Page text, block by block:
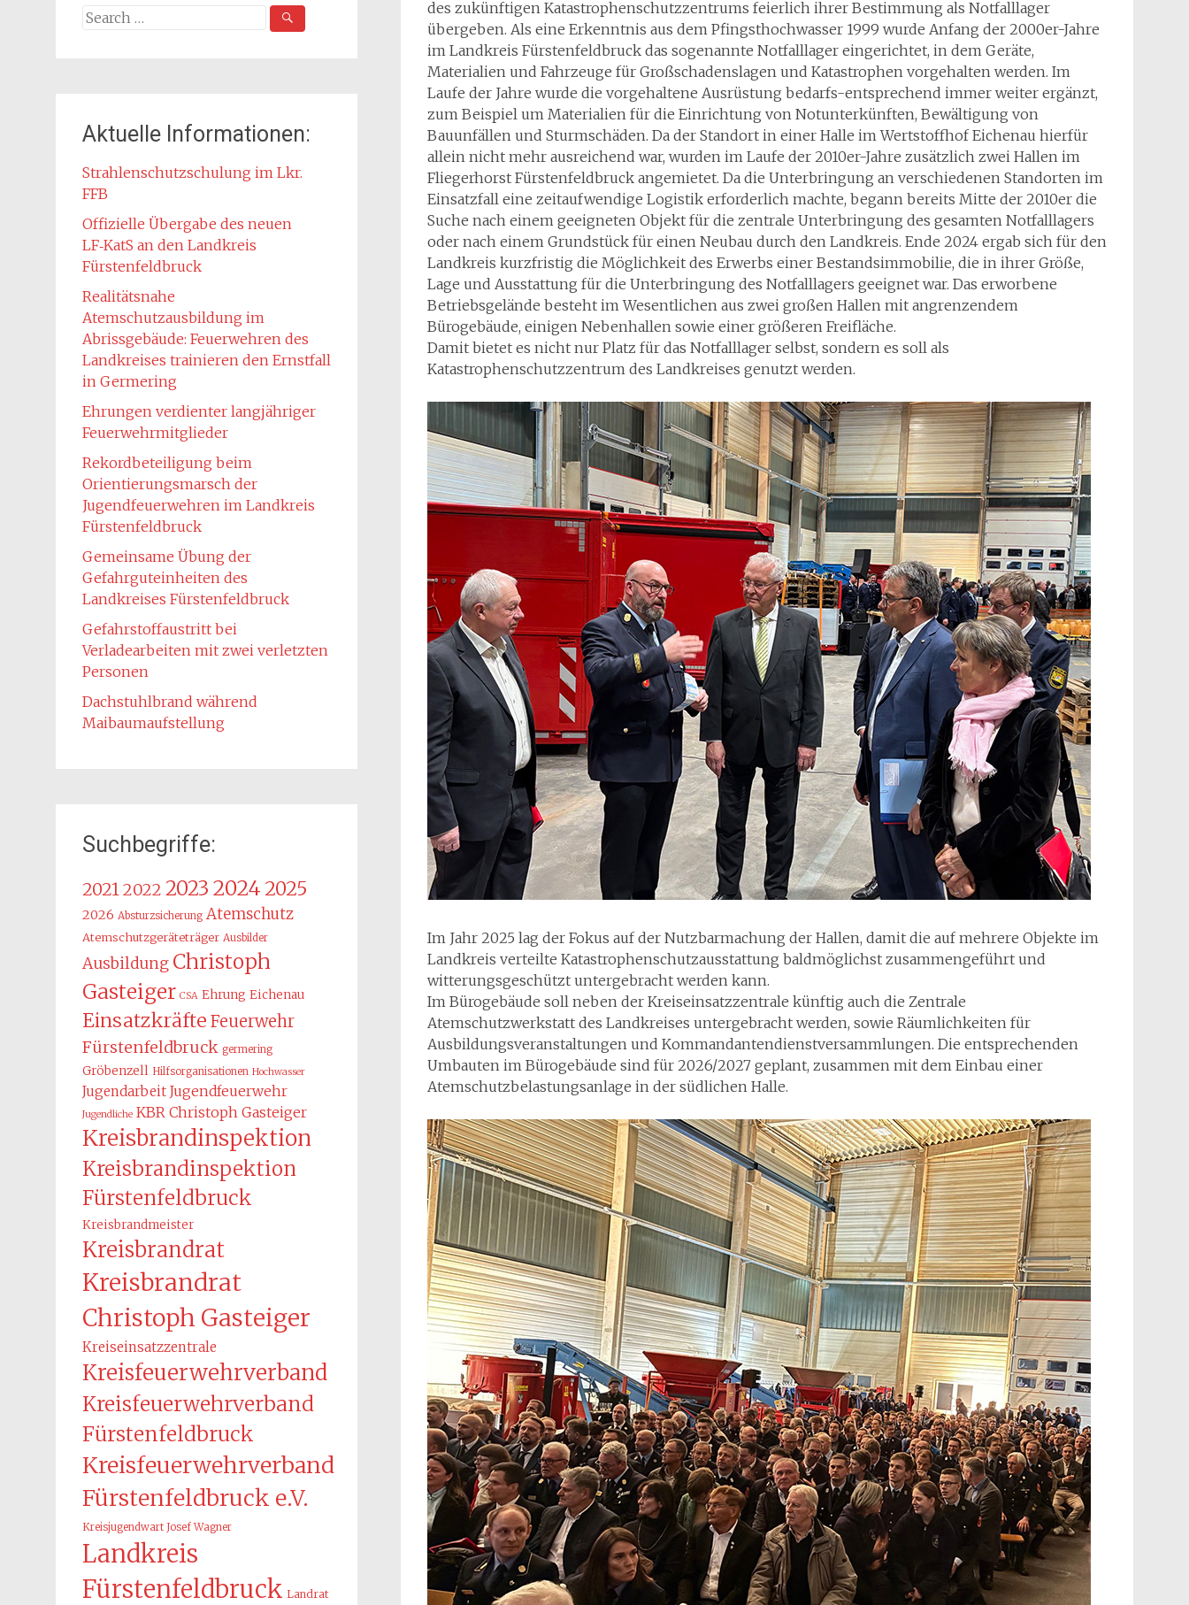
des zukünftigen Katastrophenschutzzentrums feierlich ihrer Bestimmung als Notfalllager
übergeben. Als eine Erkenntnis aus dem Pfingsthochwasser 1999 wurde Anfang der 2000er-Jahre
im Landkreis Fürstenfeldbruck das sogenannte Notfalllager eingerichtet, in dem Geräte,
Materialien und Fahrzeuge für Großschadenslagen und Katastrophen vorgehalten werden. Im
Laufe der Jahre wurde die vorgehaltene Ausrüstung bedarfs-entsprechend immer weiter ergänzt,
zum Beispiel um Materialien für die Einrichtung von Notunterkünften, Bewältigung von
Bauunfällen und Sturmschäden. Da der Standort in einer Halle im Wertstoffhof Eichenau hierfür
allein nicht mehr ausreichend war, wurden im Laufe der 2010er-Jahre zusätzlich zwei Hallen im
Fliegerhorst Fürstenfeldbruck angemietet. Da die Unterbringung an verschiedenen Standorten im
Einsatzfall eine zeitaufwendige Logistik erforderlich machte, begann bereits Mitte der 2010er die
Suche nach einem geeigneten Objekt für die zentrale Unterbringung des gesamten Notfalllagers
oder nach einem Grundstück für einen Neubau durch den Landkreis. Ende 2024 ergab sich für den
Landkreis kurzfristig die Möglichkeit des Erwerbs einer Bestandsimmobilie, die in ihrer Größe,
Lage und Ausstattung für die Unterbringung des Notfalllagers geeignet war. Das erworbene
Betriebsgelände besteht im Wesentlichen aus zwei großen Hallen mit angrenzendem
Bürogebäude, einigen Nebenhallen sowie einer größeren Freifläche.
Damit bietet es nicht nur Platz für das Notfalllager selbst, sondern es soll als
Katastrophenschutzzentrum des Landkreises genutzt werden.
Im Jahr 2025 lag der Fokus auf der Nutzbarmachung der Hallen, damit die auf mehrere Objekte im
Landkreis verteilte Katastrophenschutzausstattung baldmöglichst zusammengeführt und
witterungsgeschützt untergebracht werden kann.
Im Bürogebäude soll neben der Kreiseinsatzzentrale künftig auch die Zentrale
Atemschutzwerkstatt des Landkreises untergebracht werden, sowie Räumlichkeiten für
Ausbildungsveranstaltungen und Kommandantendienstversammlungen. Die entsprechenden
Umbauten im Bürogebäude sind für 2026/2027 geplant, zusammen mit dem Einbau einer
Atemschutzbelastungsanlage in der südlichen Halle.
Search
Aktuelle Informationen:
Strahlenschutzschulung im Lkr.
FFB
Offizielle Übergabe des neuen
LF‑KatS an den Landkreis
Fürstenfeldbruck
Realitätsnahe
Atemschutzausbildung im
Abrissgebäude: Feuerwehren des
Landkreises trainieren den Ernstfall
in Germering
Ehrungen verdienter langjähriger
Feuerwehrmitglieder
Rekordbeteiligung beim
Orientierungsmarsch der
Jugendfeuerwehren im Landkreis
Fürstenfeldbruck
Gemeinsame Übung der
Gefahrguteinheiten des
Landkreises Fürstenfeldbruck
Gefahrstoffaustritt bei
Verladearbeiten mit zwei verletzten
Personen
Dachstuhlbrand während
Maibaumaufstellung
Suchbegriffe:
20212022 2023 2024 2025
2026 Absturzsicherung Atemschutz
Atemschutzgeräteträger Ausbilder
Ausbildung Christoph
Gasteiger CSA Ehrung Eichenau
Einsatzkräfte Feuerwehr
Fürstenfeldbruck germering
Gröbenzell Hilfsorganisationen Hochwasser
Jugendarbeit Jugendfeuerwehr
Jugendliche KBR Christoph Gasteiger
Kreisbrandinspektion
Kreisbrandinspektion
Fürstenfeldbruck
Kreisbrandmeister
Kreisbrandrat
Kreisbrandrat
Christoph Gasteiger
Kreiseinsatzzentrale
Kreisfeuerwehrverband
Kreisfeuerwehrverband
Fürstenfeldbruck
Kreisfeuerwehrverband
Fürstenfeldbruck e.V.
Kreisjugendwart Josef Wagner
Landkreis
Fürstenfeldbruck Landrat